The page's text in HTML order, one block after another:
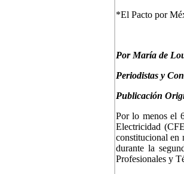
*El Pacto por
Por María de
Periodistas y
Publicación
Por lo menos el
Electricidad
constitucional en
durante la
Profesionales y